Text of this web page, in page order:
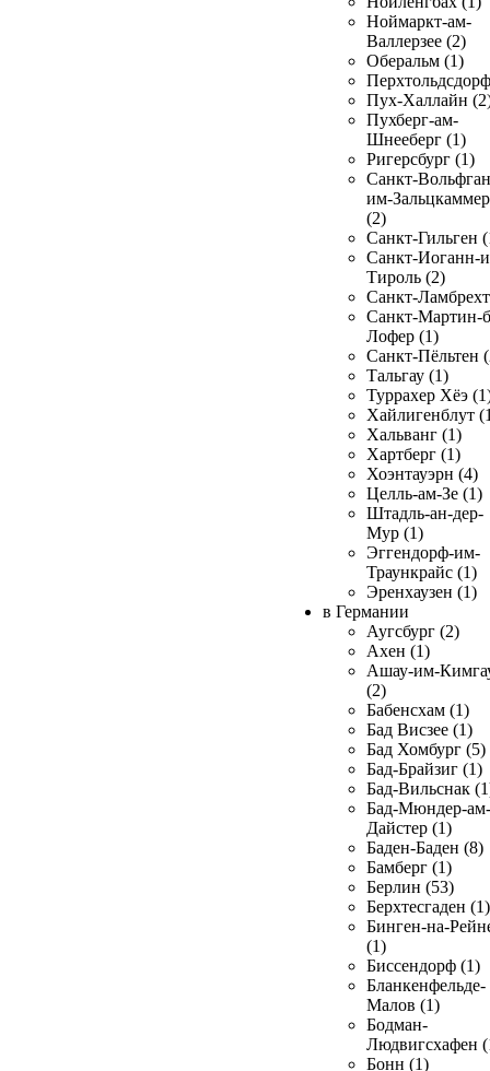
Ноймаркт-ам-
Валлерзее (2)
Оберальм (1)
Пух-Халлайн
Пухберг-ам-
Шнееберг (1)
Ригерсбург (1)
Санкт-
им-
(2)
Санкт-Гильген
Санкт-Иоганн-
Тироль (2)
Санкт-
Санкт-Мартин-
Лофер (1)
Санкт-Пёльтен
Тальгау (1)
Туррахер Хёэ
Хайлигенблут
Хальванг (1)
Хартберг (1)
Хоэнтауэрн (4)
Целль-ам-Зе (1)
Штадль-ан-дер-
Мур (1)
Эггендорф-им-
Траункрайс (1)
Эренхаузен (1)
в Германии
Аугсбург (2)
Ахен (1)
Ашау-им-
(2)
Бабенсхам (1)
Бад Висзее (1)
Бад Хомбург (5)
Бад-Брайзиг (1)
Бад-Вильснак
Бад-Мюндер-ам-
Дайстер (1)
Баден-Баден (8)
Бамберг (1)
Берлин (53)
Берхтесгаден (1)
Бинген-на-
(1)
Биссендорф (1)
Бланкенфельде-
Малов (1)
Бодман-
Людвигсхафен
Бонн (1)